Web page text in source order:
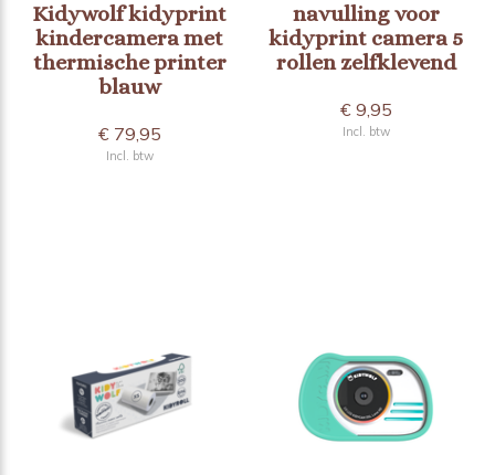
Kidywolf kidyprint
kindercamera met
thermische printer
blauw
€ 79,95
Incl. btw
navulling voor
kidyprint camera 5
rollen zelfklevend
€ 9,95
Incl. btw